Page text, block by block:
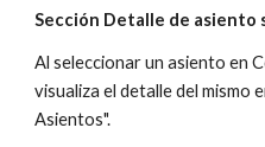
Sección Detalle de asiento
Al seleccionar un asiento en
visualiza el detalle del mismo
Asientos".